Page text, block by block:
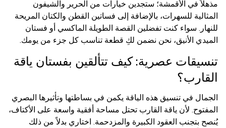
مذهلاً في الأقمشة؛ ستجدين خيارات من الحرير والشيفون
المثالية للسهرات، بالإضافة إلى فساتين القطن والكتان المريحة
للنهار. سواء كنت تفضلين القصة الطويلة الماكسي أو فستان
الميدي الأنيق، نحن نضمن لكِ قطعة تناسب كل جزء من يومك.
تنسيقات عصرية: كيف تتألقين بفستان ياقة
القارب؟
الجمال في تنسيق هذه الياقة يكمن في بساطتها وتأثيرها البصري
المفتوح. لأن ياقة القارب تحتل مساحة أفقية واسعة على الأكتاف،
يُنصح بتجنب العقود الكبيرة والمزدحمة. اختاري بدلاً من ذلك